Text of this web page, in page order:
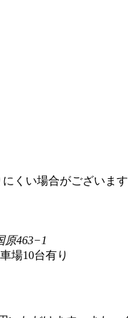
くい場合がございま
463−1
場10台有り